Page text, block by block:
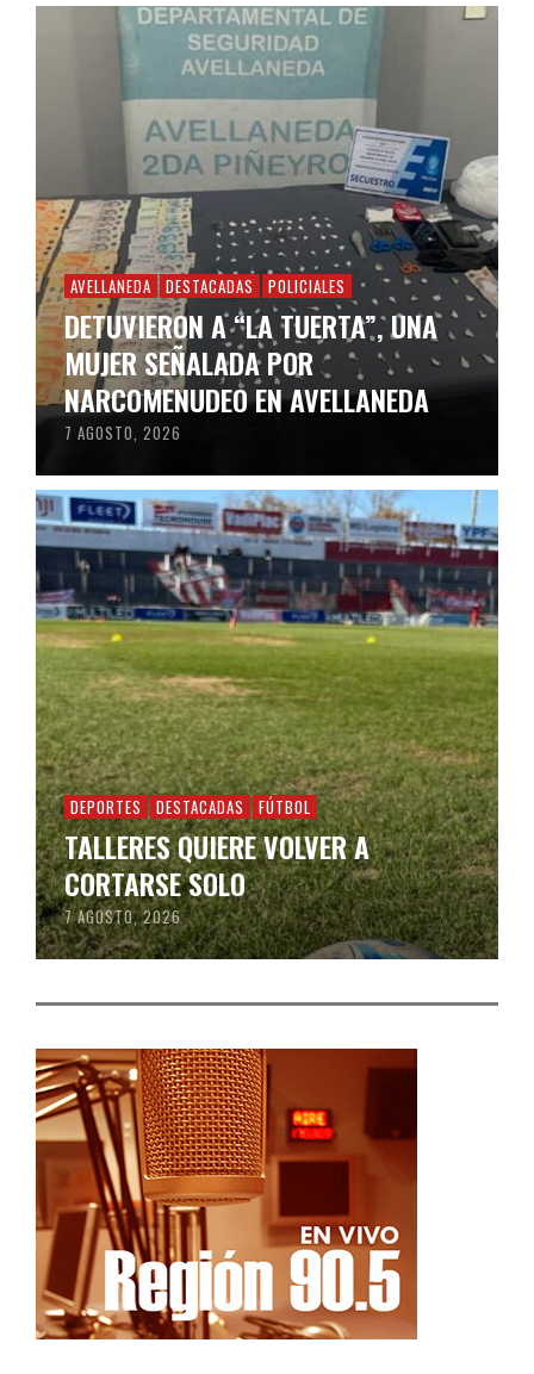
AVELLANEDA DESTACADAS POLICIALES
DETUVIERON A “LA TUERTA”, UNA
MUJER SEÑALADA POR
NARCOMENUDEO EN AVELLANEDA
7 AGOSTO, 2026
DEPORTES DESTACADAS FÚTBOL
TALLERES QUIERE VOLVER A
CORTARSE SOLO
7 AGOSTO, 2026